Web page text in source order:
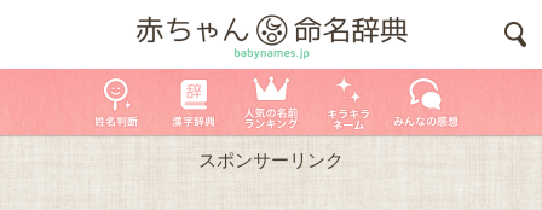
スポンサーリンク